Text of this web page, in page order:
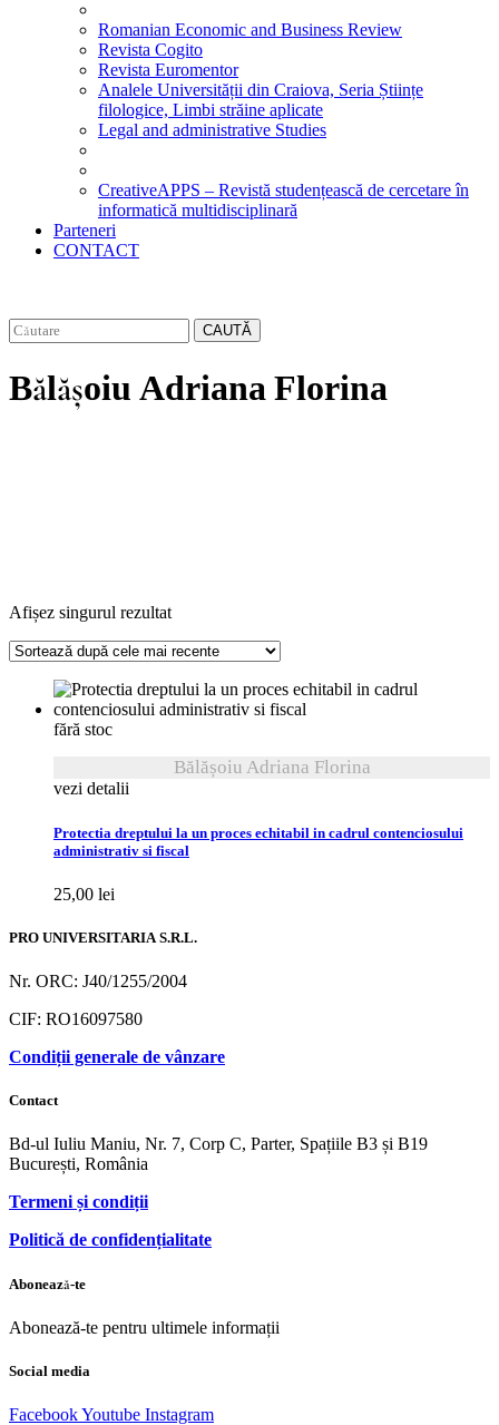
Romanian Economic and Business Review
Revista Cogito
Revista Euromentor
Analele Universității din Craiova, Seria Științe
filologice, Limbi străine aplicate
Legal and administrative Studies
CreativeAPPS – Revistă studențească de cercetare în
informatică multidisciplinară
Parteneri
CONTACT
CAUTĂ
Bălășoiu Adriana Florina
Afișez singurul rezultat
fără stoc
Bălășoiu Adriana Florina
vezi detalii
Protectia dreptului la un proces echitabil in cadrul contenciosului
administrativ si fiscal
25,00 lei
PRO UNIVERSITARIA S.R.L.
Nr. ORC: J40/1255/2004
CIF: RO16097580
Condiții generale de vânzare
Contact
Bd-ul Iuliu Maniu, Nr. 7, Corp C, Parter, Spațiile B3 și B19
București, România
Termeni și condiții
Politică de confidențialitate
Abonează-te
Abonează-te pentru ultimele informații
Social media
FacebookYoutube Instagram